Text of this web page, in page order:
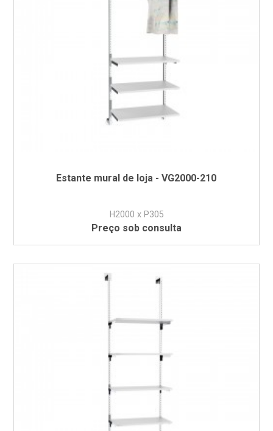
Estante mural de loja - VG2000-210
H2000 x P305
Preço sob consulta